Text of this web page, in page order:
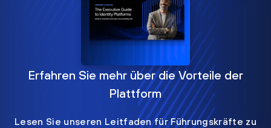
Erfahren Sie mehr über die Vorteile der
Plattform
Lesen Sie unseren Leitfaden für Führungskräfte zu